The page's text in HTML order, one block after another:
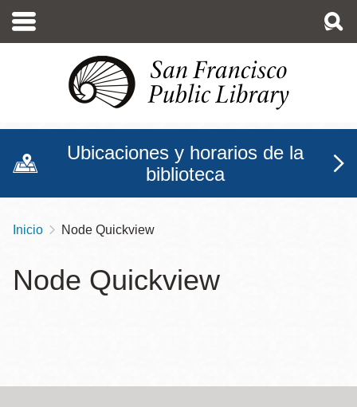
contenido
Ubicaciones y horarios de la
biblioteca
Sobrescribir
de
navegación
Inicio Node Quickview
Node Quickview